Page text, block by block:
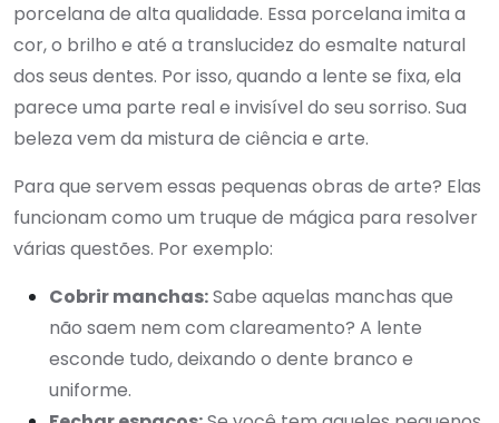
porcelana de alta qualidade. Essa porcelana imita a
cor, o brilho e até a translucidez do esmalte natural
dos seus dentes. Por isso, quando a lente se fixa, ela
parece uma parte real e invisível do seu sorriso. Sua
beleza vem da mistura de ciência e arte.
Para que servem essas pequenas obras de arte? Elas
funcionam como um truque de mágica para resolver
várias questões. Por exemplo:
Cobrir manchas:Sabe aquelas manchas que
não saem nem com clareamento? A lente
esconde tudo, deixando o dente branco e
uniforme.